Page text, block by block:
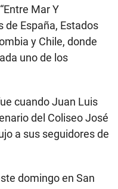
Mar Y
de España, Estados
y Chile, donde
uno de los
cuando Juan Luis
del Coliseo José
a sus seguidores de
domingo en San